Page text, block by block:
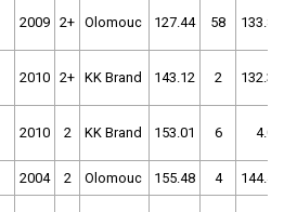
2009 2+ Olomouc 127.44 58 133.88
2010 2+ KK Brand 143.12 2 132.39
2010 2 KK Brand 153.01 6 4.00
2004 2 Olomouc 155.48 4 144.46